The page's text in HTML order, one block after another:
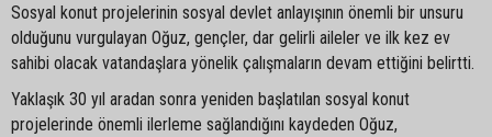
Sosyal konut projelerinin sosyal devlet anlayışının önemli bir unsuru
olduğunu vurgulayan Oğuz, gençler, dar gelirli aileler ve ilk kez ev
sahibi olacak vatandaşlara yönelik çalışmaların devam ettiğini belirtti.
Yaklaşık 30 yıl aradan sonra yeniden başlatılan sosyal konut
projelerinde önemli ilerleme sağlandığını kaydeden Oğuz,